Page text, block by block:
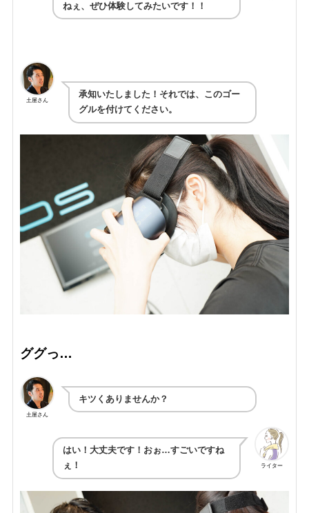
ねぇ、ぜひ体験してみたいです！！
土屋さん
承知いたしました！それでは、このゴー
グルを付けてください。
ググっ…
土屋さん
キツくありませんか？
ライター
はい！大丈夫です！おぉ…すごいですね
ぇ！